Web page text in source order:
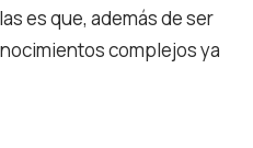
es que, además de ser
complejos ya